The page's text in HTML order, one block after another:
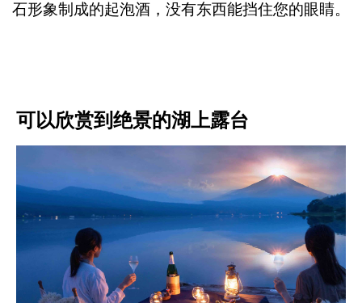
石形象制成的起泡酒，没有东西能挡住您的眼睛。
可以欣赏到绝景的湖上露台